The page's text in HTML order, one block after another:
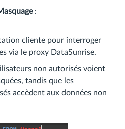
:
cliente pour interroger
via le proxy DataSunrise.
non autorisés voient
tandis que les
accèdent aux données non